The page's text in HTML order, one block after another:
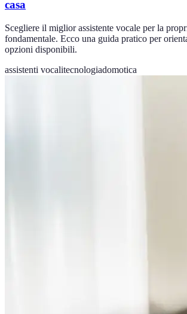
casa
Scegliere il miglior assistente vocale per la
fondamentale. Ecco una guida pratico per
opzioni disponibili.
assistenti vocalitecnologiadomotica